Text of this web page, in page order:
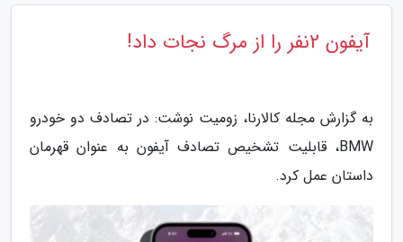
آیفون 2نفر را از مرگ نجات داد!
به گزارش مجله کالارنا، زومیت نوشت: در تصادف دو خودرو
BMW، قابلیت تشخیص تصادف آیفون به عنوان قهرمان
داستان عمل کرد.